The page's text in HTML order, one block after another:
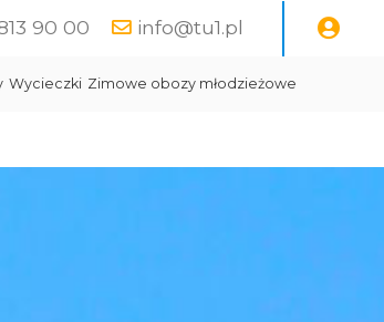
90 00 info@tu1.pl
Wycieczki Zimowe obozy młodzieżowe